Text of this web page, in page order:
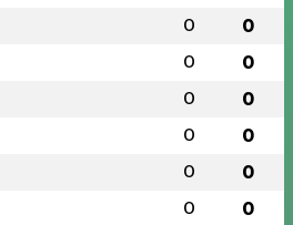
0 0
0 0
0 0
0 0
0 0
0 0